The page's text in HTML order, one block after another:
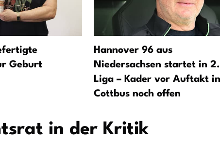
Geburt
Hannover 96 aus
Niedersachsen startet in 2.
Liga – Kader vor Auftakt in
Cottbus noch offen
in der Kritik